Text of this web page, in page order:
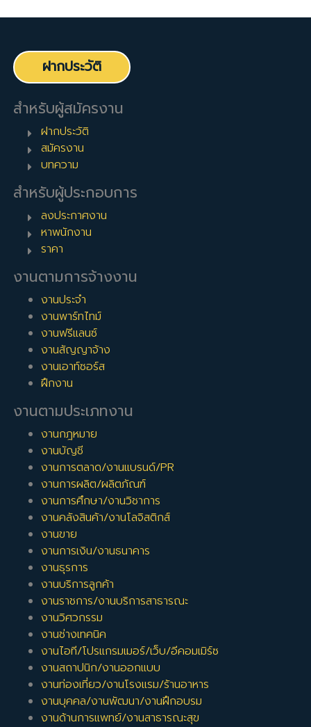
ฝากประวัติ
สำหรับผู้สมัครงาน
ฝากประวัติ
สมัครงาน
บทความ
สำหรับผู้ประกอบการ
ลงประกาศงาน
หาพนักงาน
ราคา
งานตามการจ้างงาน
งานประจำ
งานพาร์ทไทม์
งานฟรีแลนซ์
งานสัญญาจ้าง
งานเอาท์ซอร์ส
ฝึกงาน
งานตามประเภทงาน
งานกฎหมาย
งานบัญชี
งานการตลาด/งานแบรนด์/PR
งานการผลิต/ผลิตภัณฑ์
งานการศึกษา/งานวิชาการ
งานคลังสินค้า/งานโลจิสติกส์
งานขาย
งานการเงิน/งานธนาคาร
งานธุรการ
งานบริการลูกค้า
งานราชการ/งานบริการสาธารณะ
งานวิศวกรรม
งานช่างเทคนิค
งานไอที/โปรแกรมเมอร์/เว็บ/อีคอมเมิร์ซ
งานสถาปนิก/งานออกแบบ
งานท่องเที่ยว/งานโรงแรม/ร้านอาหาร
งานบุคคล/งานพัฒนา/งานฝึกอบรม
งานด้านการแพทย์/งานสาธารณะสุข